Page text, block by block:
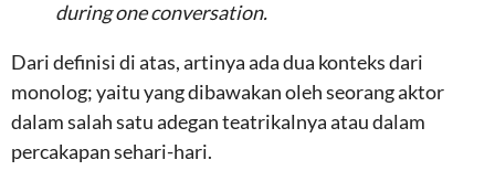
during one conversation.
Dari definisi di atas, artinya ada dua konteks dari
monolog; yaitu yang dibawakan oleh seorang aktor
dalam salah satu adegan teatrikalnya atau dalam
percakapan sehari-hari.